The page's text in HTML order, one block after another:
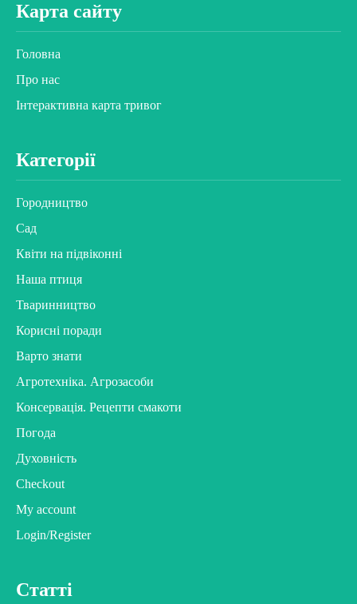
Карта сайту
Головна
Про нас
Інтерактивна карта тривог
Категорії
Городництво
Сад
Квіти на підвіконні
Наша птиця
Тваринництво
Корисні поради
Варто знати
Агротехніка. Агрозасоби
Консервація. Рецепти смакоти
Погода
Духовність
Checkout
My account
Login/Register
Статті